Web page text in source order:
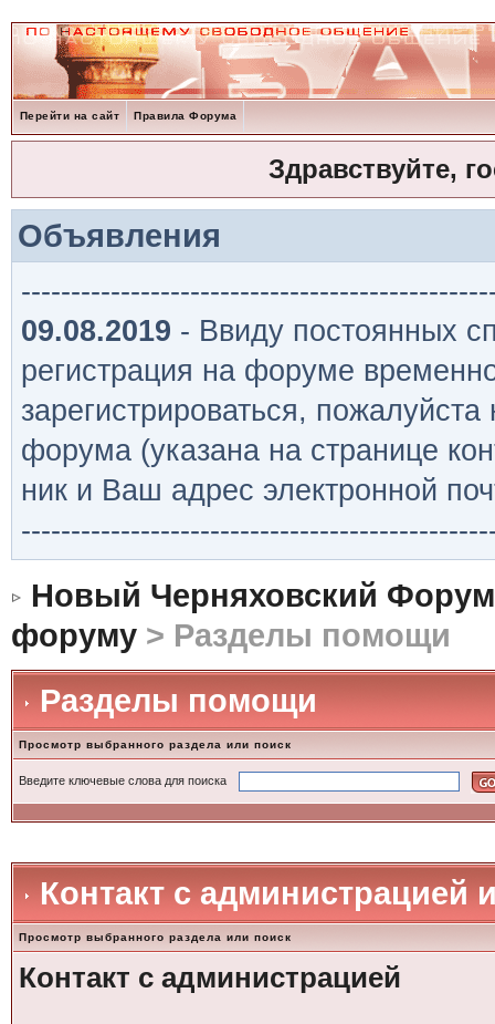
Перейти на сайт Правила Форума
Здравствуйте,
Объявления
09.08.2019 - Ввиду постоянных
регистрация на форуме
зарегистрироваться,
форума (указана на странице
ник и Ваш адрес электронной
Новый Черняховский Форум
форуму> Разделы помощи
Разделы помощи
Просмотр выбранного раздела или поиск
Введите ключевые слова для поиска
Контакт с администрацией
Просмотр выбранного раздела или поиск
Контакт с администрацией